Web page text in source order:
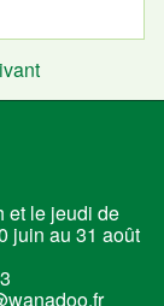
et le jeudi de
juin au 31 août